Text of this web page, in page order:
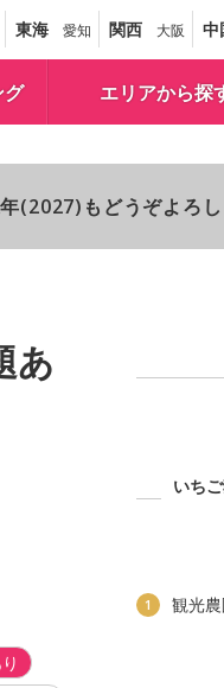
東海 愛知 関西 大阪 中
グ エリアから探
(2027)もどうぞよろし
あ
いち
1
観光